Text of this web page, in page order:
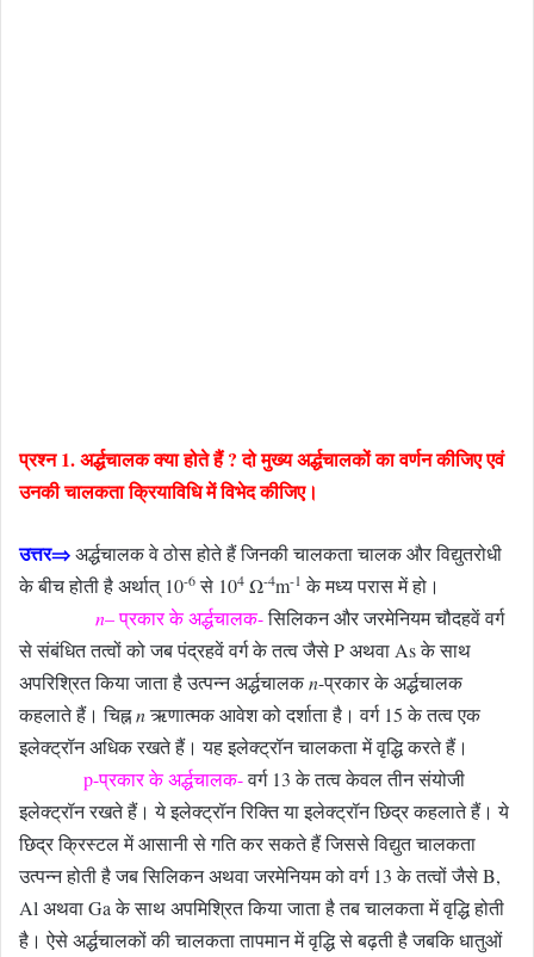
प्रश्न 1. अर्द्धचालक क्या होते हैं ? दो मुख्य अर्द्धचालकों का वर्णन कीजिए एवं
उनकी चालकता क्रियाविधि में विभेद कीजिए।
उत्तर⇒अर्द्धचालक वे ठोस होते हैं जिनकी चालकता चालक और विद्युतरोधी
के बीच होती है अर्थात् 10-6से 104 Ω-4m-1 के मध्य परास में हो।
n– प्रकार के अर्द्धचालक-सिलिकन और जरमेनियम चौदहवें वर्ग
से संबंधित तत्वों को जब पंद्रहवें वर्ग के तत्व जैसे P अथवा As के साथ
अपरिश्रित किया जाता है उत्पन्न अर्द्धचालकn-प्रकार के अर्द्धचालक
कहलाते हैं। चिह्नnऋणात्मक आवेश को दर्शाता है। वर्ग 15 के तत्व एक
इलेक्ट्रॉन अधिक रखते हैं। यह इलेक्ट्रॉन चालकता में वृद्धि करते हैं।
p-प्रकार के अर्द्धचालक-वर्ग 13 के तत्व केवल तीन संयोजी
इलेक्ट्रॉन रखते हैं। ये इलेक्ट्रॉन रिक्ति या इलेक्ट्रॉन छिद्र कहलाते हैं। ये
छिद्र क्रिस्टल में आसानी से गति कर सकते हैं जिससे विद्युत चालकता
उत्पन्न होती है जब सिलिकन अथवा जरमेनियम को वर्ग 13 के तत्वों जैसे B,
Al अथवा Ga के साथ अपमिश्रित किया जाता है तब चालकता में वृद्धि होती
है। ऐसे अर्द्धचालकों की चालकता तापमान में वृद्धि से बढ़ती है जबकि धातुओं